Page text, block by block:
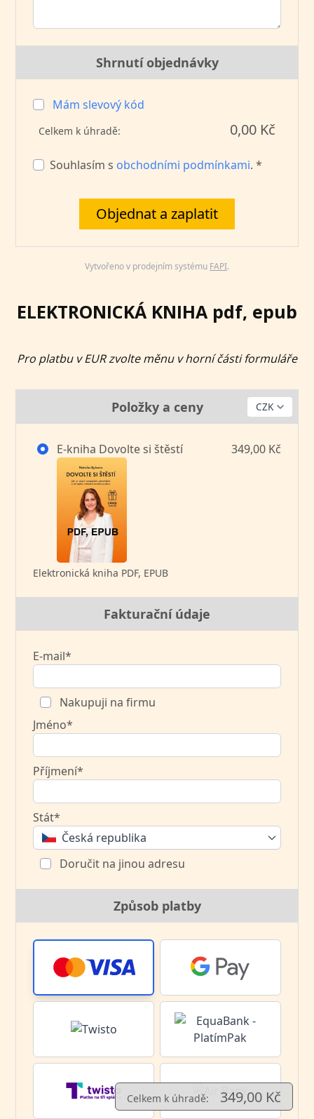
Shrnutí objednávky
Mám slevový kód
Celkem k úhradě: 0,00 Kč
Souhlasím s obchodními podmínkami. *
Objednat a zaplatit
Vytvořeno v prodejním systému FAPI.
ELEKTRONICKÁ KNIHA pdf, epub
Pro platbu v EUR zvolte měnu v horní části formuláře
Položky a ceny
E-kniha Dovolte si štěstí 349,00 Kč
Elektronická kniha PDF, EPUB
Fakturační údaje
E-mail*
Nakupuji na firmu
Jméno*
Příjmení*
Stát*
Česká republika
Doručit na jinou adresu
Způsob platby
Celkem k úhradě: 349,00 Kč